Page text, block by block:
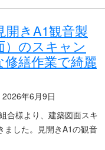
開きA1観音製
）のスキャン
修繕作業で綺麗
2026年6月9日
合様より、建築図面スキ
ました。見開きA1の観音